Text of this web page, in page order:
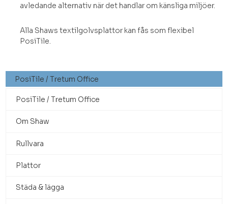
avledande alternativ när det handlar om känsliga miljöer.
Alla Shaws textilgolvsplattor kan fås som flexibel
PosiTile.
PosiTile / Tretum Office
PosiTile / Tretum Office
Om Shaw
Rullvara
Plattor
Städa & lägga